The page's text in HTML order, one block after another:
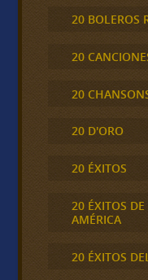
20 BOLEROS
20
20
20 D'ORO
20 ÉXITOS
20 ÉXITOS DE
AMÉRICA
20 ÉXITOS